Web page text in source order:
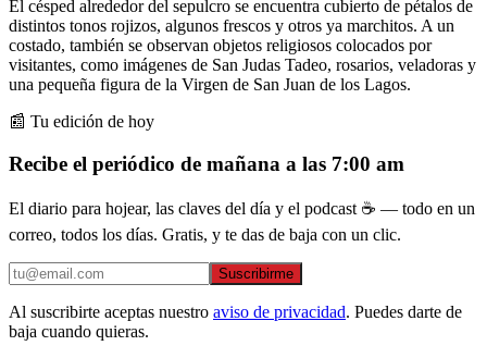
El césped alrededor del sepulcro se encuentra cubierto de pétalos de
distintos tonos rojizos, algunos frescos y otros ya marchitos. A un
costado, también se observan objetos religiosos colocados por
visitantes, como imágenes de San Judas Tadeo, rosarios, veladoras y
una pequeña figura de la Virgen de San Juan de los Lagos.
📰 Tu edición de hoy
Recibe el periódico de mañana a las 7:00 am
El diario para hojear, las claves del día y el podcast ☕ — todo en un
correo, todos los días. Gratis, y te das de baja con un clic.
Suscribirme
Al suscribirte aceptas nuestro aviso de privacidad. Puedes darte de
baja cuando quieras.